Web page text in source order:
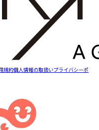
規約個人情報の取扱いプライバシーポ